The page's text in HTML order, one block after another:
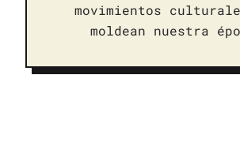
movimientos
moldean nuestra